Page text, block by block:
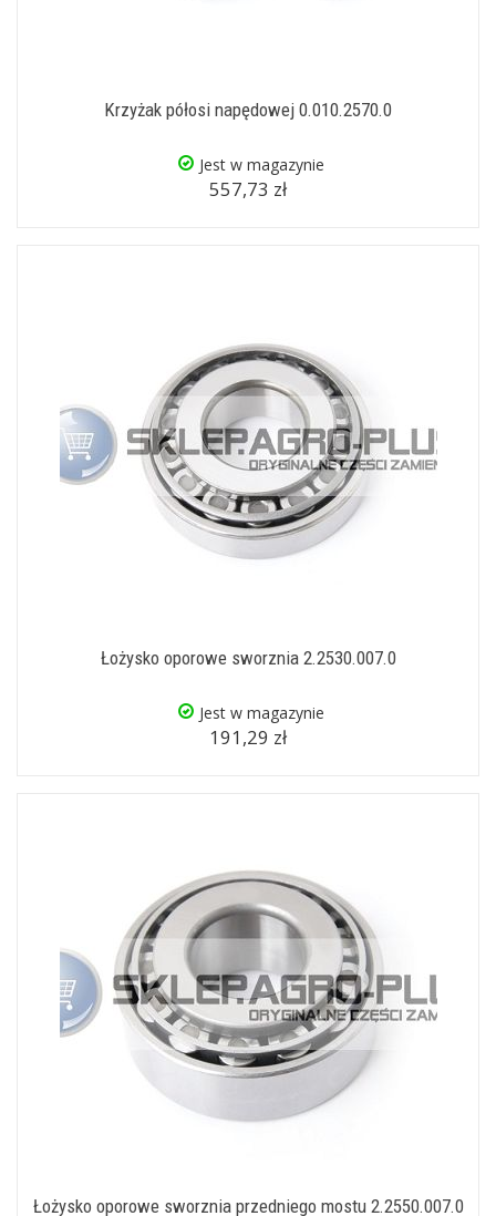
Krzyżak półosi napędowej 0.010.2570.0
Jest w magazynie
557,73 zł
Łożysko oporowe sworznia 2.2530.007.0
Jest w magazynie
191,29 zł
Łożysko oporowe sworznia przedniego mostu 2.2550.007.0